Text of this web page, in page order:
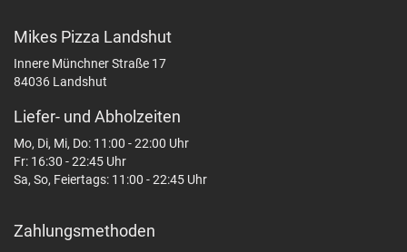
Mikes Pizza Landshut
Innere Münchner Straße 17
84036 Landshut
Liefer- und Abholzeiten
Mo, Di, Mi, Do: 11:00 - 22:00 Uhr
Fr: 16:30 - 22:45 Uhr
Sa, So, Feiertags: 11:00 - 22:45 Uhr
Zahlungsmethoden